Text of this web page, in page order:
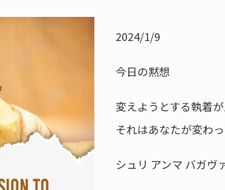
2024/1/9
今日の黙想
変えようとする執着が
それはあなたが変わっ
シュリ アンマ バガヴ